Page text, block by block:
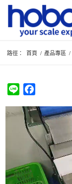
路徑： 首頁 / 產品專區 /
Line